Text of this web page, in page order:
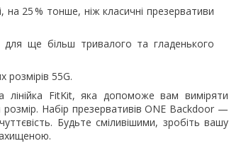
25 % тонше, ніж класичні презервативи
ще більш тривалого та гладенького
55G.
FitKit, яка допоможе вам виміряти
Набір презервативів ONE Backdoor —
Будьте сміливішими, зробіть вашу